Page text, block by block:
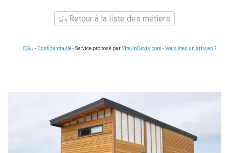
Retour à la liste des métiers
CGU - Confidentialité- Service proposé parViteUnDevis.com -Vous êtes un artisan ?